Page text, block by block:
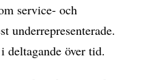
service- och
underrepresenterade.
deltagande över tid.